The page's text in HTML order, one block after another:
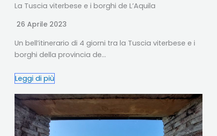
La Tuscia viterbese e i borghi de L’Aquila
26 Aprile 2023
Un bell’itinerario di 4 giorni tra la Tuscia viterbese e i
borghi della provincia de…
Leggi di più